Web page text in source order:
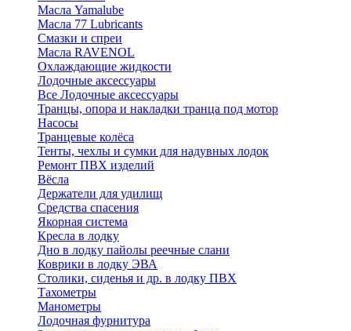
Масла Yamalube
Масла 77 Lubricants
Смазки и спреи
Масла RAVENOL
Охлаждающие жидкости
Лодочные аксессуары
Все Лодочные аксессуары
Транцы, опора и накладки транца под мотор
Насосы
Транцевые колёса
Тенты, чехлы и сумки для надувных лодок
Ремонт ПВХ изделий
Вёсла
Держатели для удилищ
Средства спасения
Якорная система
Кресла в лодку
Дно в лодку пайолы реечные слани
Коврики в лодку ЭВА
Столики, сиденья и др. в лодку ПВХ
Тахометры
Манометры
Лодочная фурнитура